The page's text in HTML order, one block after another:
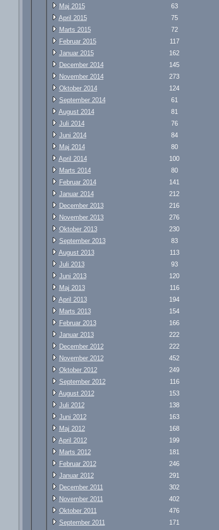
Maj 2015
63
April 2015
75
Marts 2015
72
Februar 2015
117
Januar 2015
162
December 2014
145
November 2014
273
Oktober 2014
124
September 2014
61
August 2014
81
Juli 2014
76
Juni 2014
84
Maj 2014
80
April 2014
100
Marts 2014
80
Februar 2014
141
Januar 2014
212
December 2013
216
November 2013
276
Oktober 2013
230
September 2013
83
August 2013
113
Juli 2013
93
Juni 2013
120
Maj 2013
116
April 2013
194
Marts 2013
154
Februar 2013
166
Januar 2013
222
December 2012
222
November 2012
452
Oktober 2012
249
September 2012
116
August 2012
153
Juli 2012
138
Juni 2012
163
Maj 2012
168
April 2012
199
Marts 2012
181
Februar 2012
246
Januar 2012
291
December 2011
302
November 2011
402
Oktober 2011
476
September 2011
171